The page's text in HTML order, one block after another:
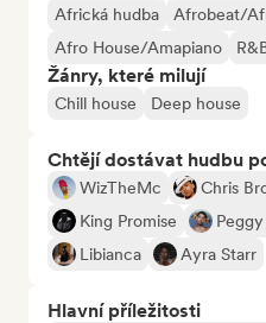
Africká hudba
Afrobeat/
Afro House/Amapiano
Žánry, které milují
Chill house Deep house
Chtějí dostávat hudbu
WizTheMc Chris
King Promise
Libianca
Ayra Starr
Hlavní příležitosti